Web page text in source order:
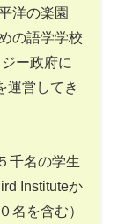
洋の楽園
の語学学校
ー政府に
運営してき
千名の学生
Instituteか
名を含む）